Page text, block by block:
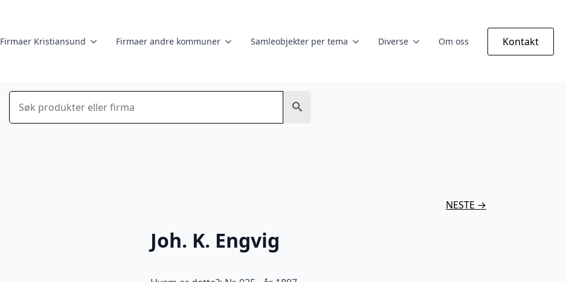
Firmaer Kristiansund Firmaer andre kommuner Samleobjekter per tema Diverse Om oss Kontakt
Søk
NESTE →
Joh. K. Engvig